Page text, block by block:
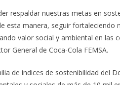
respaldar nuestras metas en
esta manera, seguir
valor social y ambiental en las
General de Coca-Cola FEMSA.
de índices de sostenibilidad del